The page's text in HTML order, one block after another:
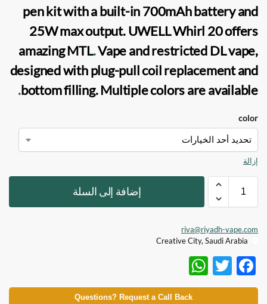
pen kit with a built-in 700mAh battery and
25W max output. UWELL Whirl 20 offers
amazingMTL.Vapeand restrictedDLvape,
designed with plug-pull coil replacement and
bottom filling. Multiple colors are available
.
color
إزالة
إضافة إلى السلة
riva@riyadh-vape.com
F
ac
T
w
h
Questions? Request a Call Back